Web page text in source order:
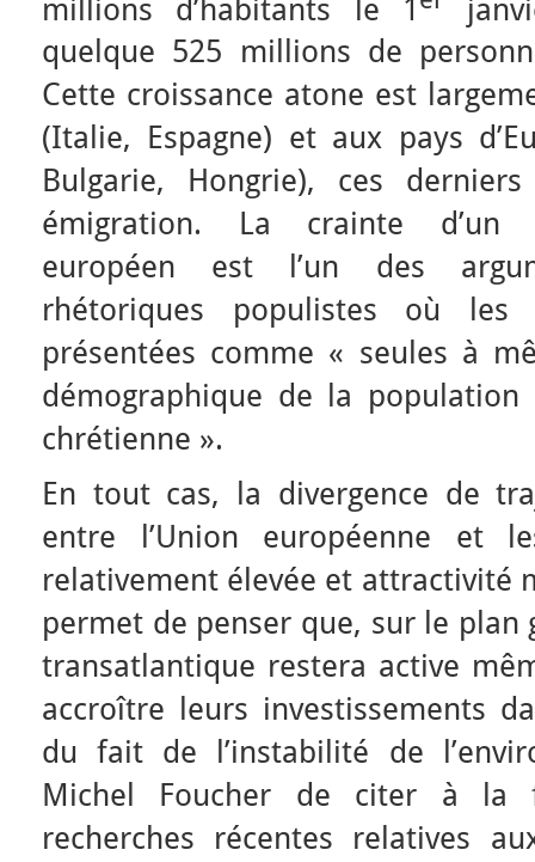
millions d’habitants le 1
quelque 525 millions de
Cette croissance atone est
(Italie, Espagne) et aux pays
Bulgarie, Hongrie), ces
émigration. La crainte d’un
européen est l’un des
rhétoriques populistes où les
présentées comme « seules à
démographique de la population
chrétienne ».
En tout cas, la divergence de
entre l’Union européenne et
relativement élevée et attractivité
permet de penser que, sur le plan
transatlantique restera active
accroître leurs investissements
du fait de l’instabilité de
Michel Foucher de citer à
recherches récentes relatives